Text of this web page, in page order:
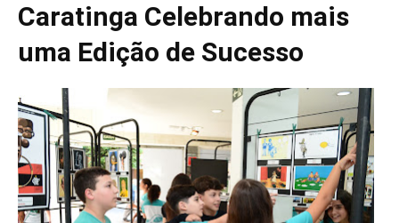
Caratinga Celebrando mais
uma Edição de Sucesso